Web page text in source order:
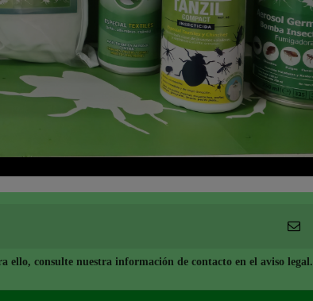
ello, consulte nuestra información de contacto en el aviso legal.